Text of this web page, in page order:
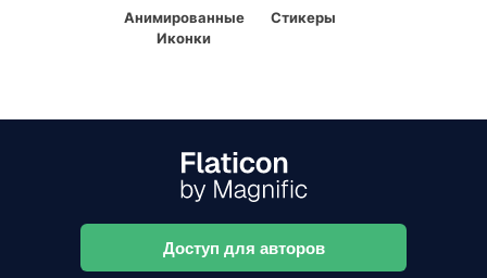
Анимированные
Иконки
Стикеры
Доступ для авторов